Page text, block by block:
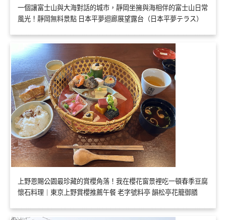
一個讓富士山與大海對話的城市，靜岡坐擁與海相伴的富士山日常
風光！靜岡無料景點 日本平夢迴廊展望露台（日本平夢テラス）
上野恩賜公園最珍藏的賞櫻角落！我在櫻花窗景裡吃一頓春季豆腐
懷石料理｜東京上野賞櫻推薦午餐 老字號料亭 韻松亭花籠御膳